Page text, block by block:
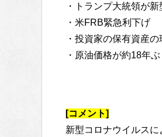
・トランプ大統領が
・米FRB緊急利下げ
・投資家の保有資産
・原油価格が約18年
[コメント]
新型コロナウイルスに